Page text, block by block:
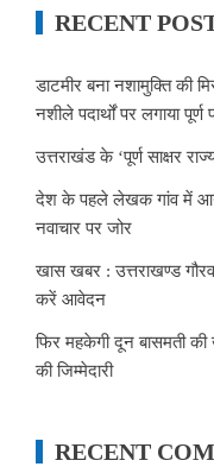
RECENT
डाटमीर बना नशामुक्ति की
नशीले पदार्थों पर लगाया पूर्ण
उत्तराखंड के ‘पूर्ण साक्षर
देश के पहले लेखक गांव में
नवाचार पर जोर
खास खबर : उत्तराखण्ड
करें आवेदन
फिर महकेगी दून बासमती
की जिम्मेदारी
RECENT